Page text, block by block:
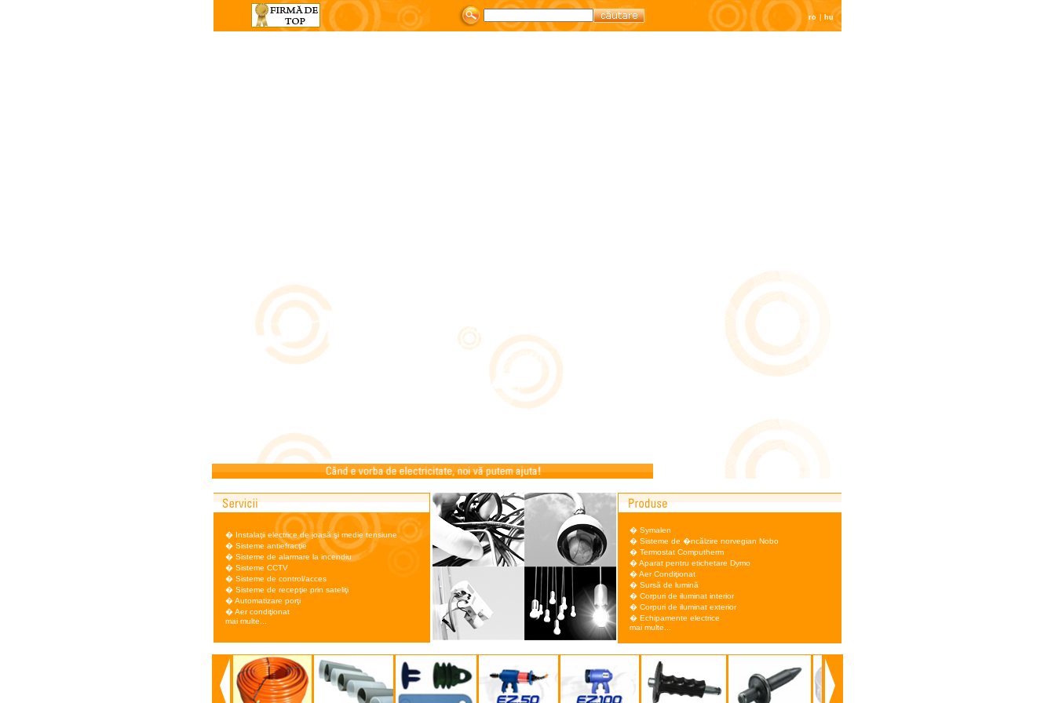
ro hu
� Instalaţii electrice de joasă şi medie tensiune
� Sisteme antiefracţie
� Sisteme de alarmare la incendiu
� Sisteme CCTV
� Sisteme de control/acces
� Sisteme de recepţie prin sateliţi
�Automatizare porţi
�Aer condiţionat
mai multe...
� Symalen
� Sisteme de �ncălzire norvegian Nobo
� Termostat Computherm
�Aparat pentru etichetare Dymo
�Aer Condiţionat
� Sursă de lumină
� Corpuri de iluminat interior
� Corpuri de iluminat exterior
� Echipamente electrice
mai multe...